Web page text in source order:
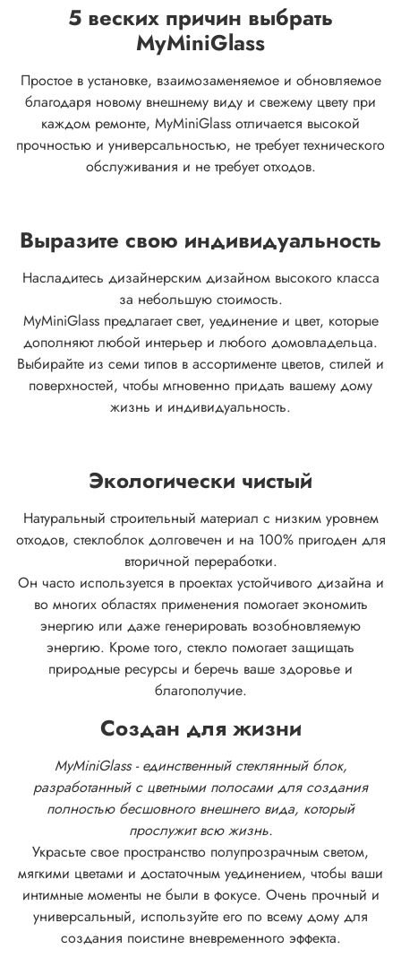
5 веских причин выбрать
MyMiniGlass
Простое в установке, взаимозаменяемое и обновляемое
благодаря новому внешнему виду и свежему цвету при
каждом ремонте, MyMiniGlass отличается высокой
прочностью и универсальностью, не требует технического
обслуживания и не требует отходов.
Выразите свою индивидуальность
Насладитесь дизайнерским дизайном высокого класса
за небольшую стоимость.
MyMiniGlass предлагает свет, уединение и цвет, которые
дополняют любой интерьер и любого домовладельца.
Выбирайте из семи типов в ассортименте цветов, стилей и
поверхностей, чтобы мгновенно придать вашему дому
жизнь и индивидуальность.
Экологически чистый
Натуральный строительный материал с низким уровнем
отходов, стеклоблок долговечен и на 100% пригоден для
вторичной переработки.
Он часто используется в проектах устойчивого дизайна и
во многих областях применения помогает экономить
энергию или даже генерировать возобновляемую
энергию. Кроме того, стекло помогает защищать
природные ресурсы и беречь ваше здоровье и
благополучие.
Создан для жизни
MyMiniGlass - единственный стеклянный блок,
разработанный с цветными полосами для создания
полностью бесшовного внешнего вида, который
прослужит всю жизнь.
Украсьте свое пространство полупрозрачным светом,
мягкими цветами и достаточным уединением, чтобы ваши
интимные моменты не были в фокусе. Очень прочный и
универсальный, используйте его по всему дому для
создания поистине вневременного эффекта.